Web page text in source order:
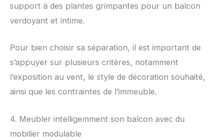
support à des plantes grimpantes pour un balcon
verdoyant et intime.
Pour bien choisir sa séparation, il est important de
s’appuyer sur plusieurs critères, notamment
l’exposition au vent, le style de décoration souhaité,
ainsi que les contraintes de l’immeuble.
4. Meubler intelligemment son balcon avec du
mobilier modulable